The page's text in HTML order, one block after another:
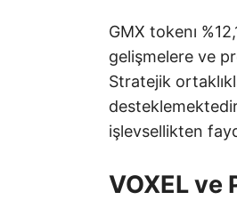
GMX tokenı
gelişmelere ve
Stratejik
işlevsellikten
VOXEL ve